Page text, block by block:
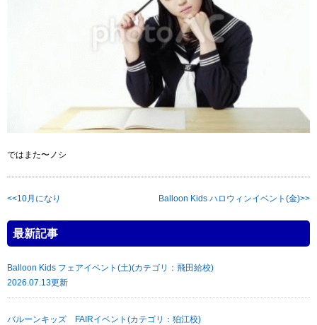
ではまた〜ノシ
10月になり Balloon Kids ハロウィンイベント(金)
最新記事
Balloon Kids フェアイベント(土)(カテゴリ：飛田給校)
2026.07.13更新
バルーンキッズ FAIRイベント(カテゴリ：狛江校)